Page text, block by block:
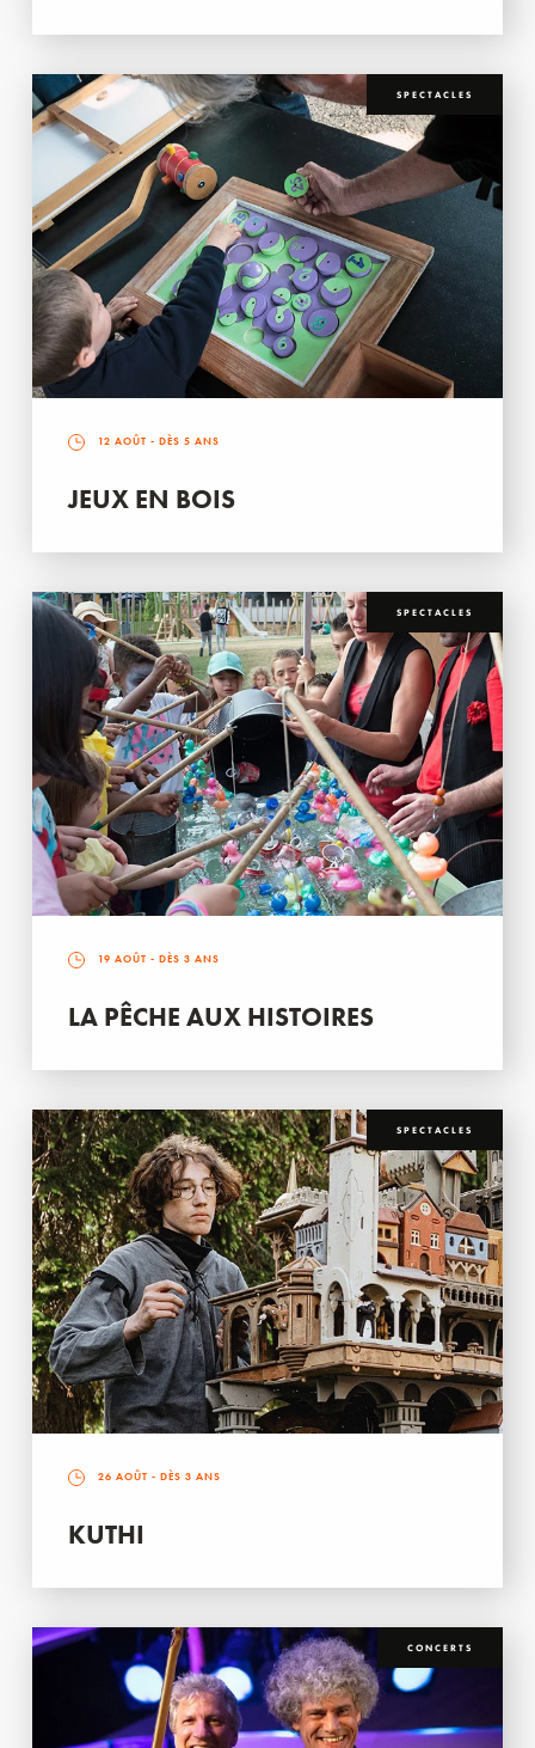
SPECTACLES
12 AOÛT - DÈS 5 ANS
JEUX EN BOIS
SPECTACLES
19 AOÛT - DÈS 3 ANS
LA PÊCHE AUX HISTOIRES
SPECTACLES
26 AOÛT - DÈS 3 ANS
KUTHI
CONCERTS